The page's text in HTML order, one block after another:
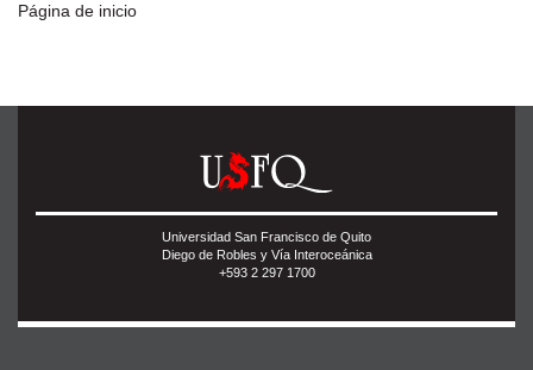
Página de inicio
Universidad San Francisco de Quito
Diego de Robles y Vía Interoceánica
+593 2 297 1700